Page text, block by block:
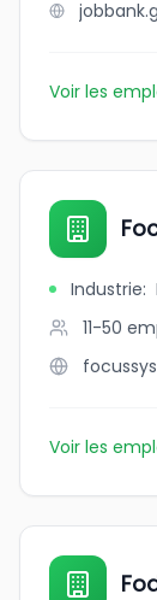
Voir les
Industrie:
11-50
Voir les